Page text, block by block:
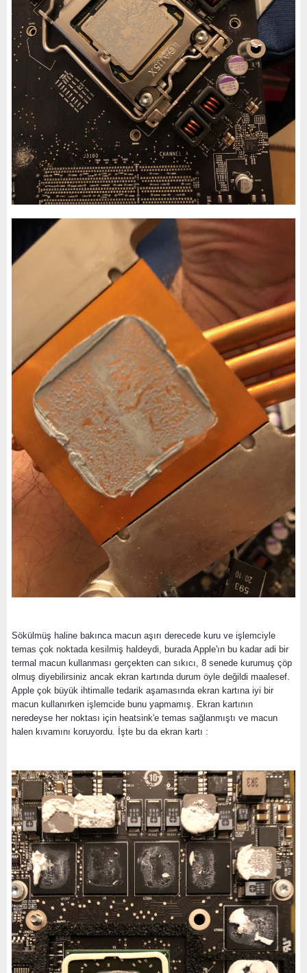
Sökülmüş haline bakınca macun aşırı derecede kuru ve işlemciyle
temas çok noktada kesilmiş haldeydi, burada Apple'ın bu kadar adi bir
termal macun kullanması gerçekten can sıkıcı, 8 senede kurumuş çöp
olmuş diyebilirsiniz ancak ekran kartında durum öyle değildi maalesef.
Apple çok büyük ihtimalle tedarik aşamasında ekran kartına iyi bir
macun kullanırken işlemcide bunu yapmamış. Ekran kartının
neredeyse her noktası için heatsink'e temas sağlanmıştı ve macun
halen kıvamını koruyordu. İşte bu da ekran kartı :